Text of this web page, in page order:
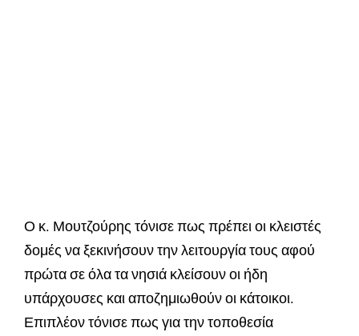
Ο κ. Μουτζούρης τόνισε πως πρέπει οι κλειστές
δομές να ξεκινήσουν την λειτουργία τους αφού
πρώτα σε όλα τα νησιά κλείσουν οι ήδη
υπάρχουσες και αποζημιωθούν οι κάτοικοι.
Επιπλέον τόνισε πως για την τοποθεσία